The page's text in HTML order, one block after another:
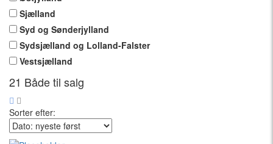
Sjælland
Syd og Sønderjylland
Sydsjælland og Lolland-Falster
Vestsjælland
21 Både til salg
Sorter efter: